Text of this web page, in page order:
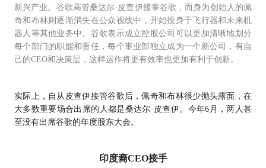
新兴产业。谷歌高管桑达尔·皮查伊接掌谷歌，而身为创始人的佩
奇和布林则逐渐消失在公众视线中，开始投身于飞行器和未来机
器人等其他业务中。谷歌表示成立控股公司可以更加清晰地划分
每个部门的职能和责任，每个事业部独立成为一个新公司，有自
己的CEO和决策层，这样运作将更有效率也更加有利于创新。
实际上，自从皮查伊接管谷歌后，佩奇和布林很少抛头露面，在
大多数重要场合出席的人都是桑达尔·皮查伊。今年6月，两人甚
至没有出席谷歌的年度股东大会。
印度裔CEO接手